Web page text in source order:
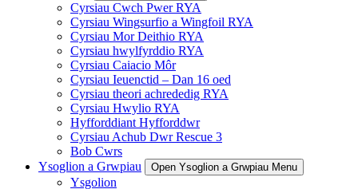
Cyrsiau Cwch Pwer RYA
Cyrsiau Wingsurfio a Wingfoil RYA
Cyrsiau Mor Deithio RYA
Cyrsiau hwylfyrddio RYA
Cyrsiau Caiacio Môr
Cyrsiau Ieuenctid – Dan 16 oed
Cyrsiau theori achrededig RYA
Cyrsiau Hwylio RYA
Hyfforddiant Hyfforddwr
Cyrsiau Achub Dwr Rescue 3
Bob Cwrs
Ysoglion a Grwpiau
Open Ysoglion a Grwpiau Menu
Ysgolion